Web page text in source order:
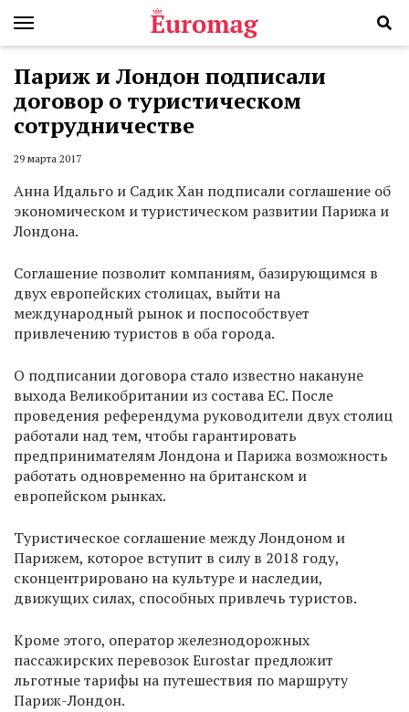
Париж и Лондон подписали
договор о туристическом
сотрудничестве
29 марта 2017
Анна Идальго и Садик Хан подписали соглашение об
экономическом и туристическом развитии Парижа и
Лондона.
Соглашение позволит компаниям, базирующимся в
двух европейских столицах, выйти на
международный рынок и поспособствует
привлечению туристов в оба города.
О подписании договора стало известно накануне
выхода Великобритании из состава ЕС. После
проведения референдума руководители двух столиц
работали над тем, чтобы гарантировать
предпринимателям Лондона и Парижа возможность
работать одновременно на британском и
европейском рынках.
Туристическое соглашение между Лондоном и
Парижем, которое вступит в силу в 2018 году,
сконцентрировано на культуре и наследии,
движущих силах, способных привлечь туристов.
Кроме этого, оператор железнодорожных
пассажирских перевозок Eurostar предложит
льготные тарифы на путешествия по маршруту
Париж-Лондон.